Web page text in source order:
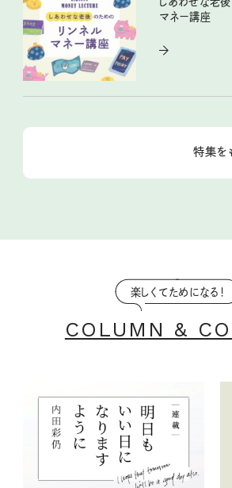
マネー講座
特集を
楽しくてためになる！
COLUMN &